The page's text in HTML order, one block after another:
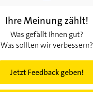
Ihre Meinung zählt!
Was gefällt Ihnen gut?
Was sollten wir verbessern?
Jetzt Feedback geben!